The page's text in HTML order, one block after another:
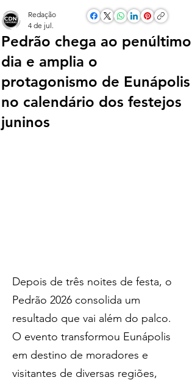
Pedrão chega ao penúltimo
dia e amplia o
protagonismo de Eunápolis
no calendário dos festejos
juninos
Redação
4 de jul.
Depois de três noites de festa, o
Pedrão 2026 consolida um
resultado que vai além do palco.
O evento transformou Eunápolis
em destino de moradores e
visitantes de diversas regiões,